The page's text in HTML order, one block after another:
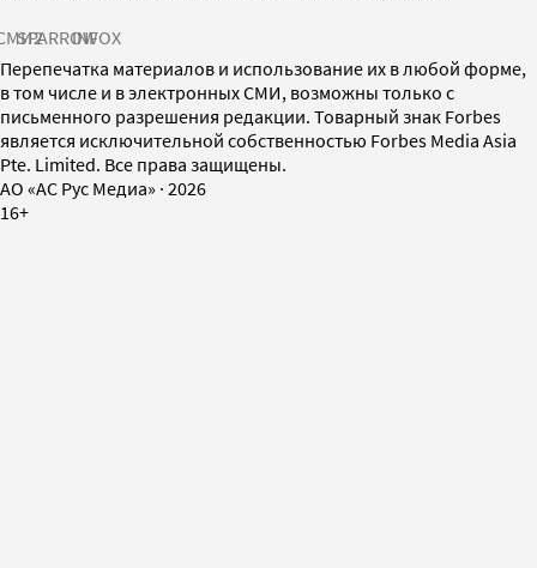
SPARROWINFOX
Перепечатка материалов и использование их в любой форме,
в том числе и в электронных СМИ, возможны только с
письменного разрешения редакции. Товарный знак Forbes
является исключительной собственностью Forbes Media Asia
Pte. Limited. Все права защищены.
AO «АС Рус Медиа» · 2026
16+